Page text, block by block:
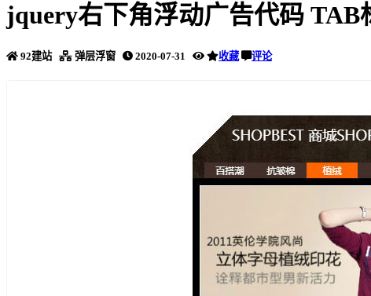
jquery右下角浮动广告代码 TAB
92建站 弹层浮窗 2020-07-31 收藏 评论